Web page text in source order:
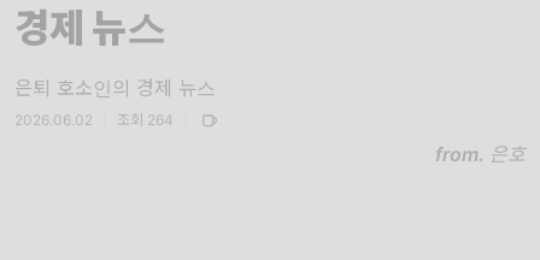
경제 뉴스
은퇴 호소인의 경제 뉴스
2026.06.02 조회 264
from. 은호